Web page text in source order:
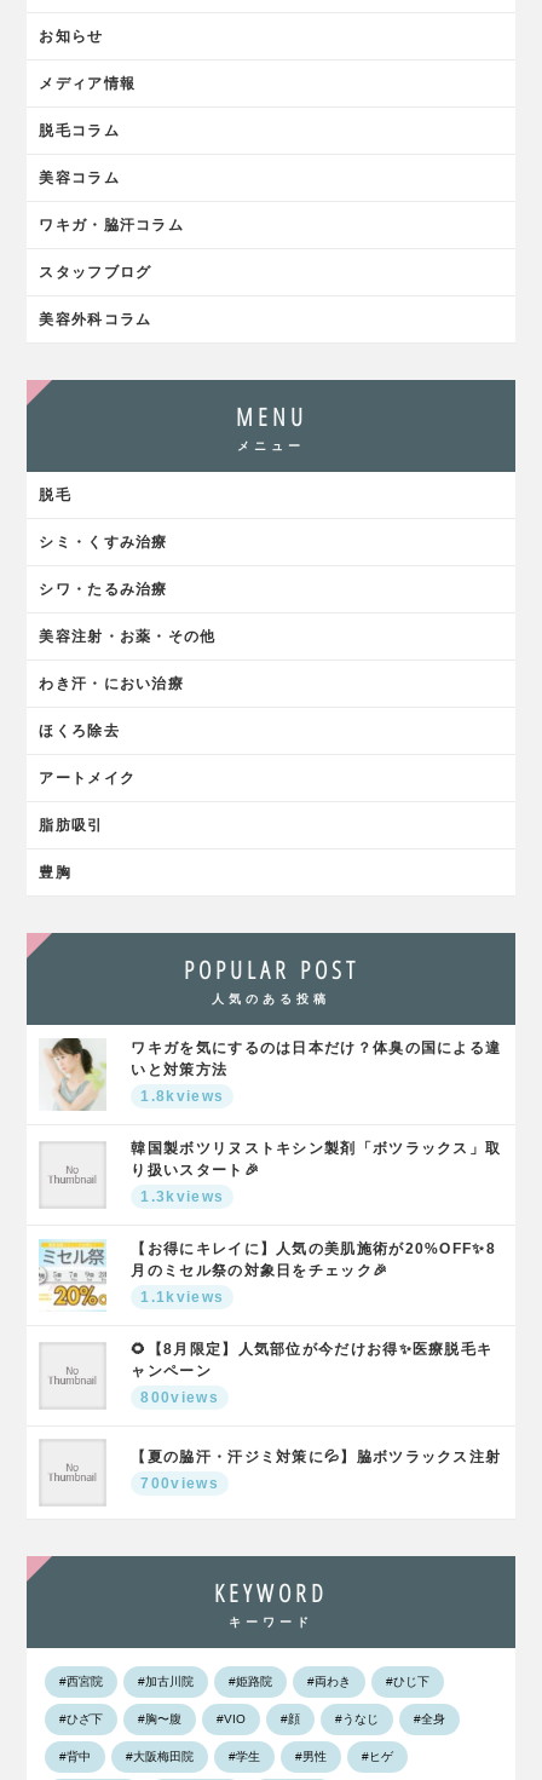
お知らせ
メディア情報
脱毛コラム
美容コラム
ワキガ・脇汗コラム
スタッフブログ
美容外科コラム
MENU
メニュー
脱毛
シミ・くすみ治療
シワ・たるみ治療
美容注射・お薬・その他
わき汗・におい治療
ほくろ除去
アートメイク
脂肪吸引
豊胸
POPULAR POST
人気のある投稿
ワキガを気にするのは日本だけ？体臭の国による違
いと対策方法
1.8kviews
韓国製ボツリヌストキシン製剤「ボツラックス」取
り扱いスタート🎉
1.3kviews
【お得にキレイに】人気の美肌施術が20%OFF✨8
月のミセル祭の対象日をチェック🎉
1.1kviews
🌻【8月限定】人気部位が今だけお得✨医療脱毛キ
ャンペーン
800views
【夏の脇汗・汗ジミ対策に💦】脇ボツラックス注射
700views
KEYWORD
キーワード
#西宮院 #加古川院 #姫路院 #両わき #ひじ下
#ひざ下 #胸〜腹 #VIO #顔 #うなじ #全身
#背中 #大阪梅田院 #学生 #男性 #ヒゲ